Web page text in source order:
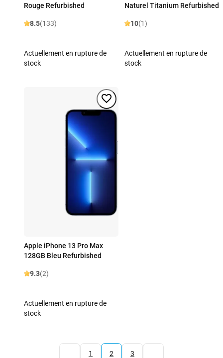
Rouge Refurbished
8.5(133)
Actuellement en rupture de
stock
Naturel Titanium Refurbished
10(1)
Actuellement en rupture de
stock
Apple iPhone 13 Pro Max
128GB Bleu Refurbished
9.3(2)
Actuellement en rupture de
stock
1 2 3